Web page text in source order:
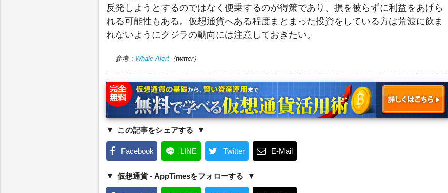
反発しようとするのではなく便乗するのが得策であり、損を被らずに利益をあげら
れる可能性もある。仮想通貨へある程度まとまった投資をしている方は荒波に飲ま
れないようにクジラの動向には注意しておきたい。
参考： Whale Alert（twitter）
この記事をシェアする
Facebook LINE Twitter E-Mail
仮想通貨 - AppTimesをフォローする